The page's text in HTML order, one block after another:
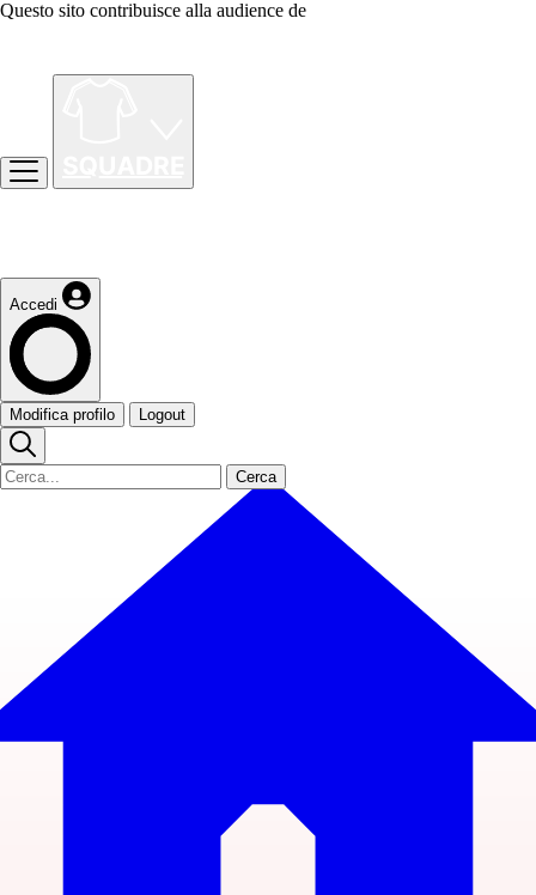
Questo sito contribuisce alla audience de
Accedi
Modifica profilo Logout
Cerca